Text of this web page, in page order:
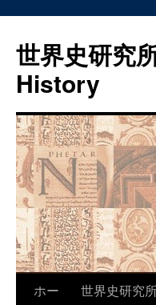
世界史研究
History
ホー
世界史研究